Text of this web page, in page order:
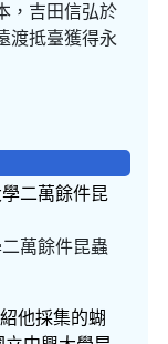
，吉田信弘於
渡抵臺獲得永
萬餘件昆蟲